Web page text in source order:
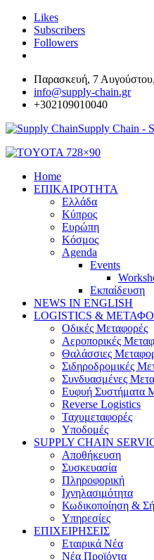
Likes
Subscribers
Followers
Παρασκευή, 7
info@supply-chain.gr
+302109010040
Supply Chain -
Home
ΕΠΙΚΑΙΡΟΤΗΤΑ
Ελλάδα
Κύπρος
Ευρώπη
Κόσμος
Agenda
Events
Εκπαίδευση
NEWS IN ENGLISH
LOGISTICS &
Οδικές Μεταφορές
Αεροπορικές
Θαλάσσιες
Σιδηροδρομικές
Συνδυασμένες
Ευφυή Συστήματα
Reverse Logistics
Ταχυμεταφορές
Υποδομές
SUPPLY CHAIN
Αποθήκευση
Συσκευασία
Πληροφορική
Ιχνηλασιμότητα
Κωδικοποίηση &
Υπηρεσίες
ΕΠΙΧΕΙΡΗΣΕΙΣ
Εταιρικά Νέα
Νέα Προϊόντα